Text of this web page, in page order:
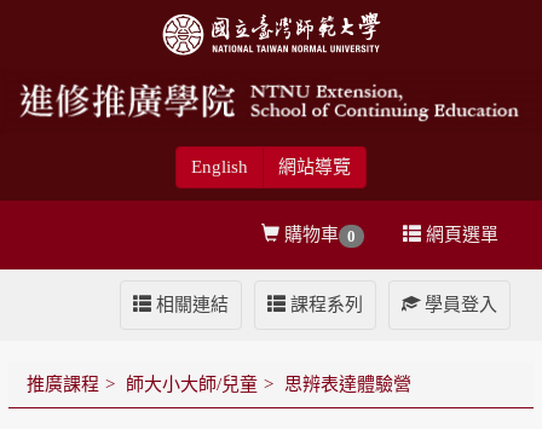
English 網站導覽
網頁選單
購物車 0
學員登入
課程系列
相關連結
推廣課程 師大小大師/兒童 思辨表達體驗營